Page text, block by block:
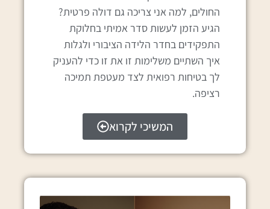
החולים, למה אני צריכה גם דולה פרטית?
הגיע הזמן לעשות סדר אמיתי בחלוקת
התפקידים בחדר הלידה הציבורי ולגלות
איך השתיים משלימות זו את זו כדי להעניק
לך בטיחות רפואית לצד מעטפת תמיכה
רציפה.
המשיכי לקרוא